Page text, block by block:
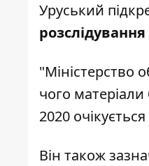
Уруський
розслідування
"Міністерство
чого матеріали
2020
Він також